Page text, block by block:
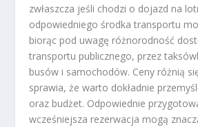
zwłaszcza jeśli chodzi o dojazd na
odpowiedniego środka transportu
biorąc pod uwagę różnorodność
transportu publicznego, przez
busów i samochodów. Ceny różnią
sprawia, że warto dokładnie
oraz budżet. Odpowiednie
wcześniejsza rezerwacja mogą